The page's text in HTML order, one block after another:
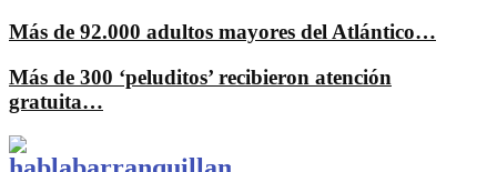
Más de 92.000 adultos mayores del Atlántico…
Más de 300 ‘peluditos’ recibieron atención
gratuita…